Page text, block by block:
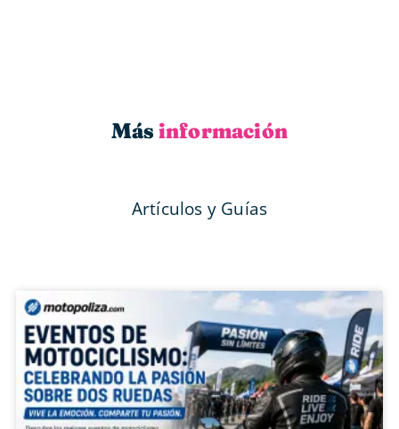
Más información
Artículos y Guías